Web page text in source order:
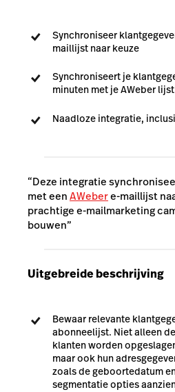
Synchroniseer
maillijst naar keuze
Synchroniseert je
minuten met je AWeber lijst
Naadloze integratie,
“Deze integratie
met eenAWebere-maillijst
prachtige e-mailmarketing
bouwen”
Uitgebreide beschrijving
Bewaar relevante
abonneelijst. Niet alleen
klanten worden
maar ook hun
zoals de geboortedatum
segmentatie opties